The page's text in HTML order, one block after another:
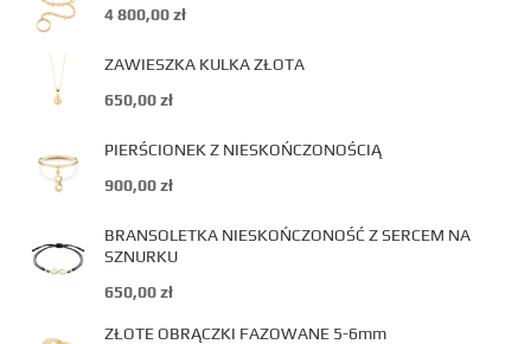
4 800,00zł
ZAWIESZKA KULKA ZŁOTA
650,00zł
PIERŚCIONEK Z NIESKOŃCZONOŚCIĄ
900,00zł
BRANSOLETKA NIESKOŃCZONOŚĆ Z SERCEM NA
SZNURKU
650,00zł
ZŁOTE OBRĄCZKI FAZOWANE 5-6mm